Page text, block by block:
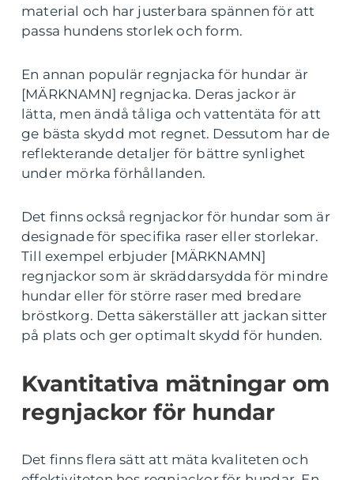
material och har justerbara spännen för att
passa hundens storlek och form.
En annan populär regnjacka för hundar är
[MÄRKNAMN] regnjacka. Deras jackor är
lätta, men ändå tåliga och vattentäta för att
ge bästa skydd mot regnet. Dessutom har de
reflekterande detaljer för bättre synlighet
under mörka förhållanden.
Det finns också regnjackor för hundar som är
designade för specifika raser eller storlekar.
Till exempel erbjuder [MÄRKNAMN]
regnjackor som är skräddarsydda för mindre
hundar eller för större raser med bredare
bröstkorg. Detta säkerställer att jackan sitter
på plats och ger optimalt skydd för hunden.
Kvantitativa mätningar om
regnjackor för hundar
Det finns flera sätt att mäta kvaliteten och